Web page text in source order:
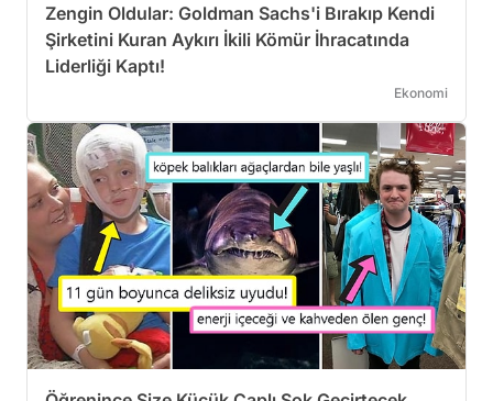
Zengin Oldular: Goldman Sachs'i Bırakıp Kendi
Şirketini Kuran Aykırı İkili Kömür İhracatında
Liderliği Kaptı!
Ekonomi